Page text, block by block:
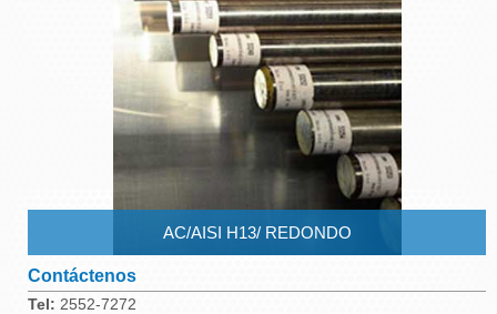
AC/AISI H13/ REDONDO
Contáctenos
Tel: 2552-7272